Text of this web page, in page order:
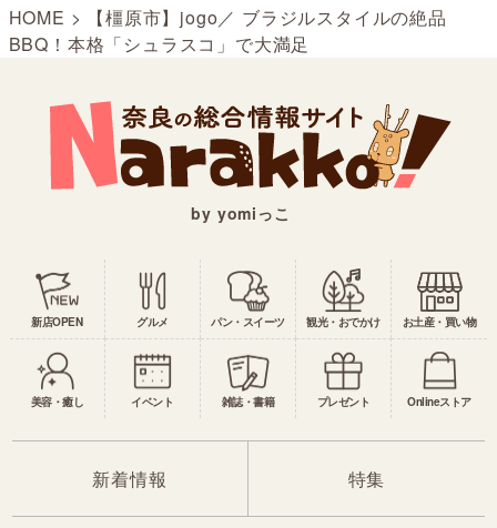
HOME >
【橿原市】jogo／ ブラジルスタイルの絶品
BBQ！本格「シュラスコ」で大満足
by yomiっこ
新店OPEN グルメ パン・スイーツ 観光・おでかけ お土産・買い物
美容・癒し イベント 雑誌・書籍 プレゼント Onlineストア
新着情報 特集